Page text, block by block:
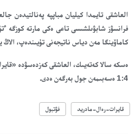
العاشقى تايمدا كيليان مباپپە پەنالتيدەن
فرانسۋز شابۋىلشىسى تاعى ەكى مارتە كوزگە
كاماۆينگا مەن دياس ناتيجەنى تۇيىندەپ،
ەسكە سالا كەتەيىك، العاشقى كەزدەسۋدە
1:4 ەسەبىمەن جول بەرگەن ەدى.
قايرات-رەال-مادريد فۋتبول